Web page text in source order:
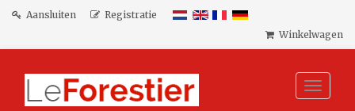
Aansluiten
Registratie
Winkelwagen
Toggle